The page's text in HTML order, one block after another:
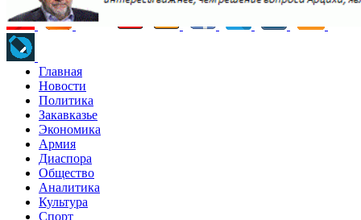
Главная
Новости
Политика
Закавказье
Экономика
Армия
Диаспора
Общество
Аналитика
Культура
Спорт